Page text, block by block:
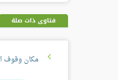
فتاوى ذات صلة
مكان وقوف